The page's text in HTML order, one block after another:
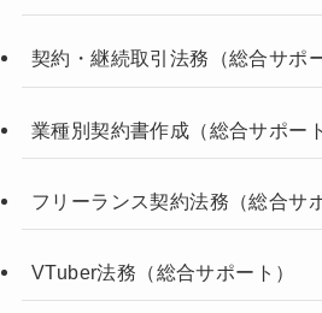
契約・継続取引法務（総合サポ
業種別契約書作成（総合サポート
フリーランス契約法務（総合サ
VTuber法務（総合サポート）